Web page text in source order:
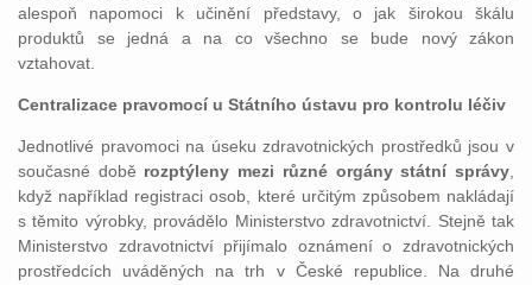
alespoň napomoci k učinění představy, o jak širokou škálu
produktů se jedná a na co všechno se bude nový zákon
vztahovat.
Centralizace pravomocí u Státního ústavu pro kontrolu léčiv
Jednotlivé pravomoci na úseku zdravotnických prostředků jsou v
současné době rozptýleny mezi různé orgány státní správy
když například registraci osob, které určitým způsobem nakládají
s těmito výrobky, provádělo Ministerstvo zdravotnictví. Stejně tak
Ministerstvo zdravotnictví přijímalo oznámení o zdravotnických
prostředcích uváděných na trh v České republice. Na druhé